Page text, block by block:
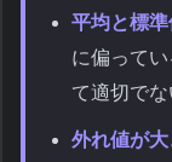
平均と標準
に偏って
て適切でな
外れ値が大